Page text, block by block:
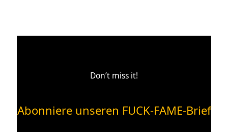
Don’t miss it!
Abonniere unseren FUCK-FAME-Brief